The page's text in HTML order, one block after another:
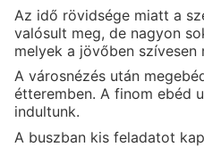
Az idő rövidsége miatt a
valósult meg, de nagyon
melyek a jövőben szívesen
A városnézés után
étteremben. A finom ebéd
indultunk.
A buszban kis feladatot